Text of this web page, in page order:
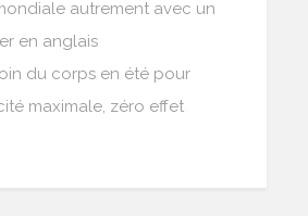
autrement avec un
en anglais
du corps en été pour
maximale, zéro effet